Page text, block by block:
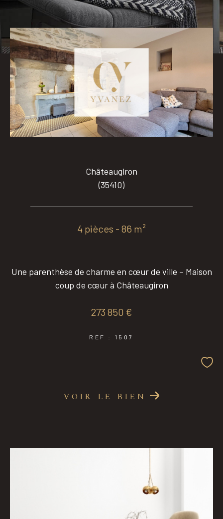
Châteaugiron
(35410)
4 pièces - 86 m²
Une parenthèse de charme en cœur de ville – Maison
coup de cœur à Châteaugiron
273 850 €
REF : 1507
VOIR LE BIEN
Pièces
0 1 2 3 4
Ville
Surface
Filtrer par
RECHERCHER